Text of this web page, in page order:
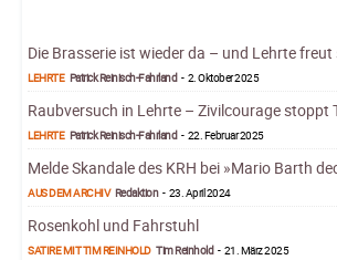
Die Brasserie ist wieder da – und Lehrte freut
LEHRTE Patrick Reinisch-Fahrland - 2. Oktober 2025
Raubversuch in Lehrte – Zivilcourage stoppt
LEHRTE Patrick Reinisch-Fahrland - 22. Februar 2025
Melde Skandale des KRH bei »Mario Barth
AUS DEM ARCHIV Redaktion - 23. April 2024
Rosenkohl und Fahrstuhl
SATIRE MIT TIM REINHOLD Tim Reinhold - 21. März 2025